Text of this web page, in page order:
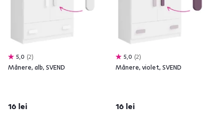
5,0 2
Mânere, alb, SVEND
16 lei
5,0 2
Mânere, violet, SVEND
16 lei